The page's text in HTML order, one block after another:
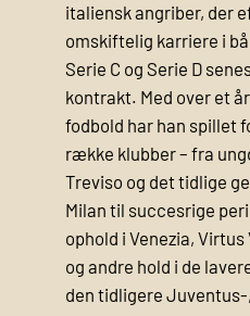
italiensk angriber, der
omskiftelig karriere i
Serie C og Serie D
kontrakt. Med over et
fodbold har han spillet
række klubber – fra
Treviso og det tidlige
Milan til succesrige
ophold i Venezia,
og andre hold i de
den tidligere Juventus-